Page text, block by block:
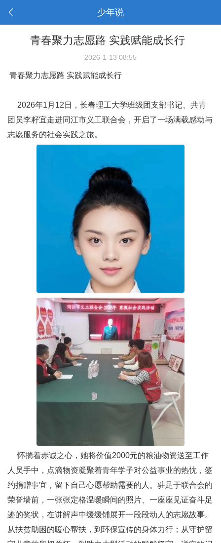
少年说
青春聚力志愿路 实践赋能成长行
2026-1-13 08:55
青春聚力志愿路 实践赋能成长行
2026年1月12日，长春理工大学班级团支部书记、共青
团员李籽宜走进同江市义工联合会，开启了一场满载感动与
志愿服务的社会实践之旅。
怀揣着赤诚之心，她将价值2000元的粮油物资送至工作
人员手中，点滴物资凝聚着青年学子对公益事业的热忱，签
约捐赠事宜，留下自己心愿帮助需要的人。驻足于联合会的
荣誉墙前，一张张定格温暖瞬间的照片、一座座见证奋斗足
迹的奖状，在讲解声中缓缓铺展开一段段动人的志愿故事。
从扶贫助困的暖心帮扶，到环保宣传的身体力行；从守护留